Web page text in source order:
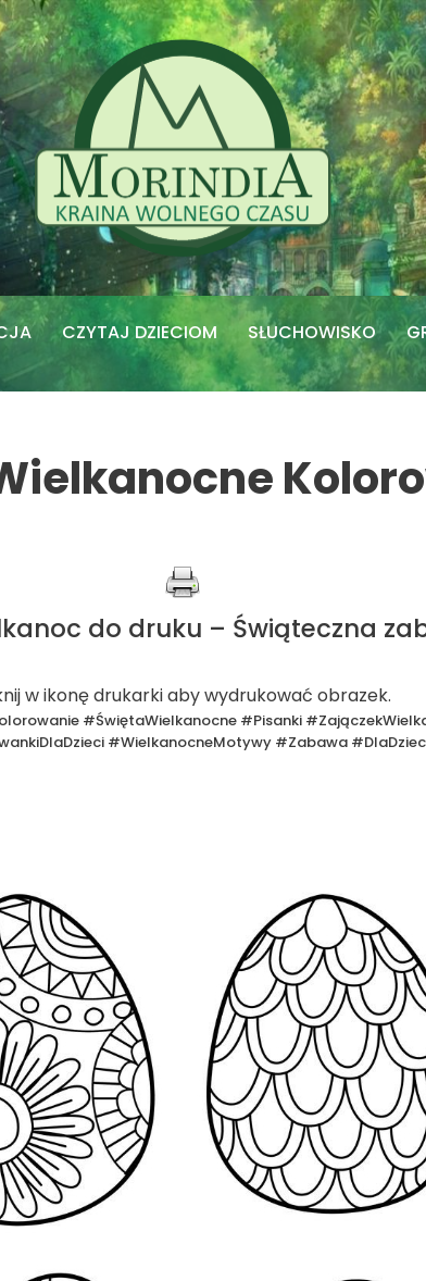
CZYTAJ DZIECIOM SŁUCHOWISKO
do druku – Świąteczna
w ikonę drukarki aby wydrukować obrazek.
#ŚwiętaWielkanocne #Pisanki
#WielkanocneMotywy #Zabawa